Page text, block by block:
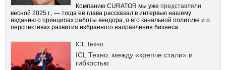
Компанию CURATOR мы уже представляли
весной 2025 г., — тогда её глава рассказал в интервью нашему
изданию о принципах работы вендора, о его канальной политике и о
перспективах развития избранного направления бизнеса …
ICL Техно
ICL Техно: между «крепче стали» и
гибкостью